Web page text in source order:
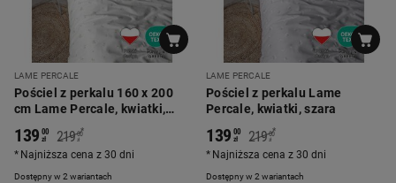
LAME PERCALE
Pościel z perkalu 160 x 200
cm Lame Percale, kwiatki,
Dostępny w 2 wariantach
139 00
zł 219 00
zł
*
Najniższa cena z 30 dni
LAME PERCALE
Pościel z perkalu Lame
Percale, kwiatki, szara
Dostępny w 2 wariantach
139 00
zł 219 00
zł
*
Najniższa cena z 30 dni